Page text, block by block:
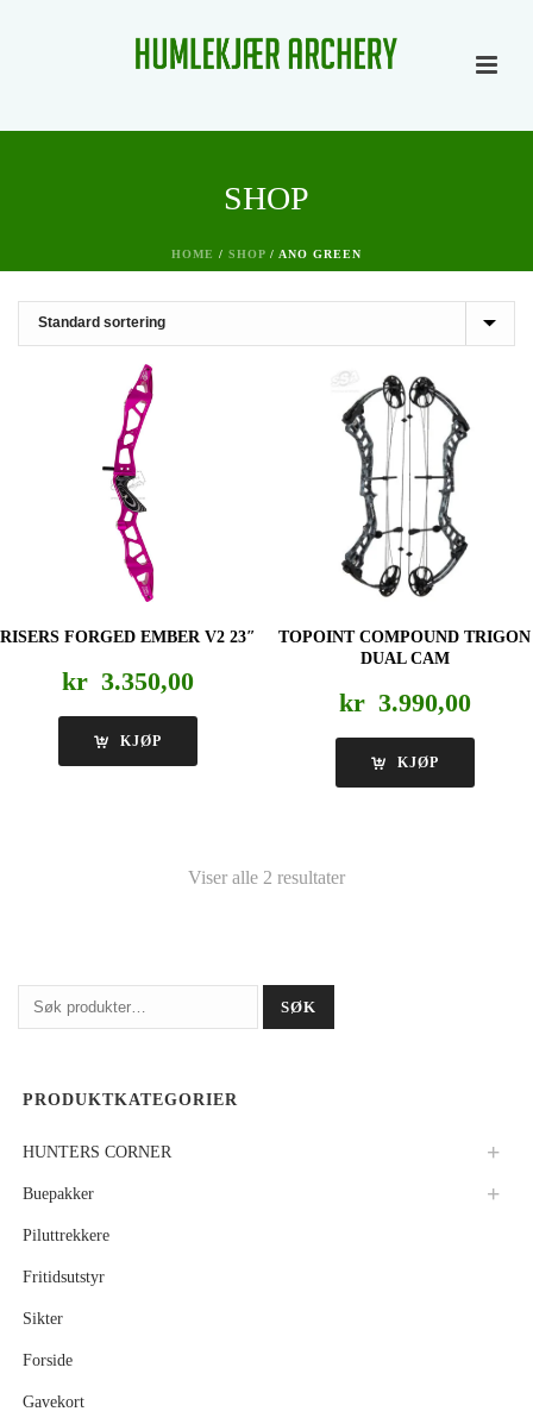
SHOP
HOME / SHOP / ANO GREEN
RISERS FORGED EMBER V2 23″
kr 3.350,00
KJØP
TOPOINT COMPOUND TRIGON
DUAL CAM
kr 3.990,00
KJØP
Viser alle 2 resultater
Søk
etter:
SØK
PRODUKTKATEGORIER
HUNTERS CORNER
Buepakker
Piluttrekkere
Fritidsutstyr
Sikter
Forside
Gavekort